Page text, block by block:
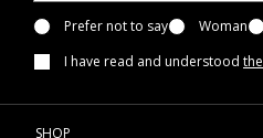
Prefer not to say Woman
I have read and understood
SHOP